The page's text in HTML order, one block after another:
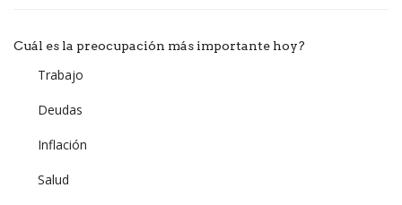
Cuál es la preocupación más importante hoy?
Trabajo
Deudas
Inflación
Salud